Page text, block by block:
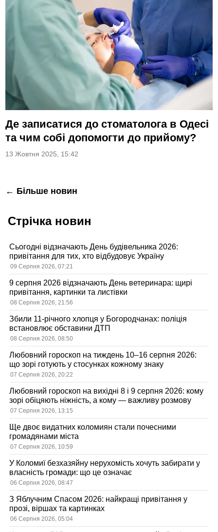
Де записатися до стоматолога в Одесі
та чим собі допомогти до прийому?
13 Жовтня 2025, 15:42
Навігація
записами
← Більше новин
Стрічка новин
Сьогодні відзначають День будівельника 2026:
привітання для тих, хто відбудовує Україну
09 Серпня 2026, 07:21
9 серпня 2026 відзначають День ветеринара: щирі
привітання, картинки та листівки
08 Серпня 2026, 21:56
Збили 11-річного хлопця у Богородчанах: поліція
встановлює обставини ДТП
08 Серпня 2026, 08:50
Любовний гороскоп на тиждень 10–16 серпня 2026:
що зорі готують у стосунках кожному знаку
07 Серпня 2026, 20:22
Любовний гороскоп на вихідні 8 і 9 серпня 2026: кому
зорі обіцяють ніжність, а кому — важливу розмову
07 Серпня 2026, 13:15
Ще двоє видатних коломиян стали почесними
громадянами міста
07 Серпня 2026, 10:59
У Коломиї безхазяйну нерухомість хочуть забирати у
власність громади: що це означає
06 Серпня 2026, 08:47
З Яблучним Спасом 2026: найкращі привітання у
прозі, віршах та картинках
06 Серпня 2026, 05:04